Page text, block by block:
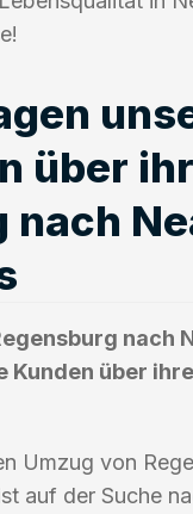
über
nach
nach
Kunden über
Umzug von
auf der Suche